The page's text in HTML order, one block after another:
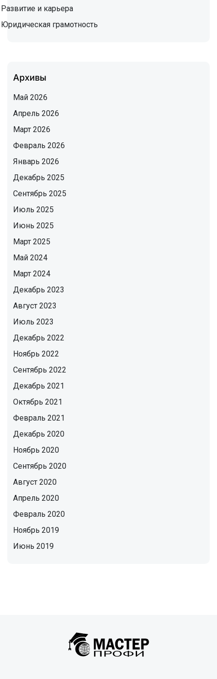
Развитие и карьера
Юридическая грамотность
Архивы
Май 2026
Апрель 2026
Март 2026
Февраль 2026
Январь 2026
Декабрь 2025
Сентябрь 2025
Июль 2025
Июнь 2025
Март 2025
Май 2024
Март 2024
Декабрь 2023
Август 2023
Июль 2023
Декабрь 2022
Ноябрь 2022
Сентябрь 2022
Декабрь 2021
Октябрь 2021
Февраль 2021
Декабрь 2020
Ноябрь 2020
Сентябрь 2020
Август 2020
Апрель 2020
Февраль 2020
Ноябрь 2019
Июнь 2019